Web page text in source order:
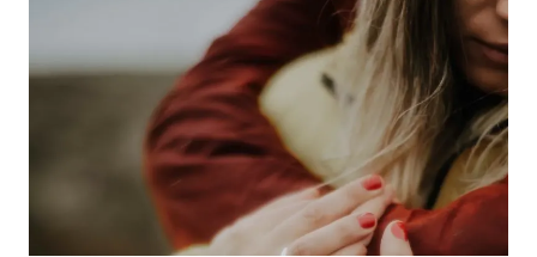
’
t